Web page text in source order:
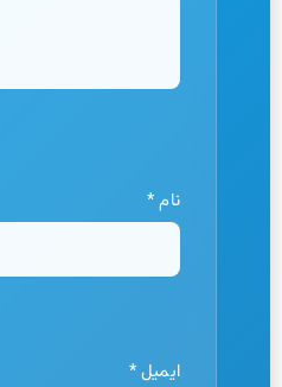
نام*
ایمیل*